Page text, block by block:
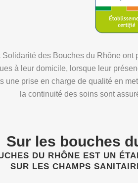
Solidarité des Bouches du Rhône
à leur domicile, lorsque leur
une prise en charge de qualité en
la continuité des soins sont
Sur les bouches
DU RHÔNE EST UN
SUR LES CHAMPS